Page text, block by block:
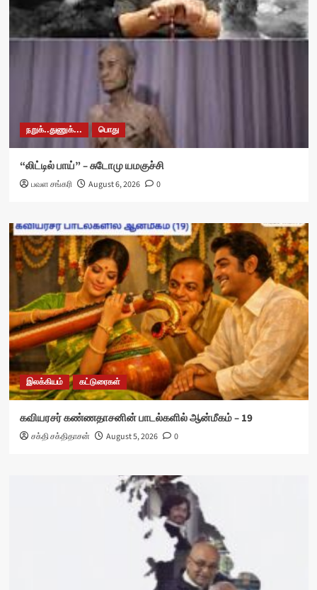
நறுக்..துணுக்... பொது
“லிட்டில் பாய்” – சுடோமு யமகுச்சி
பவள சங்கரி August 6, 2026 0
இலக்கியம் கட்டுரைகள்
கவியரசர் கண்ணதாசனின் பாடல்களில் ஆன்மீகம் – 19
சக்தி சக்திதாசன் August 5, 2026 0